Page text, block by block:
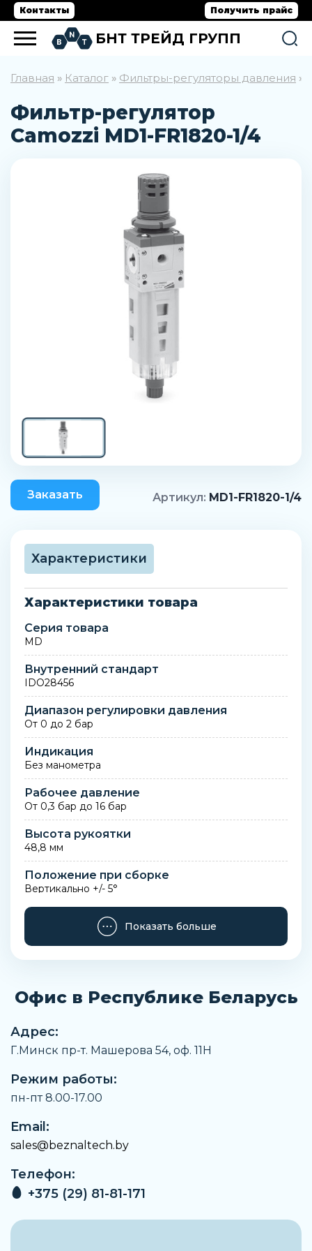
Контакты Получить прайс
БНТ ТРЕЙД ГРУПП
Главная » Каталог » Фильтры-регуляторы давления »
Фильтр-регулятор
Camozzi MD1-FR1820-1/4
Заказать Артикул: MD1-FR1820-1/4
Характеристики
Характеристики товара
Серия товара
MD
Внутренний стандарт
IDO28456
Диапазон регулировки давления
От 0 до 2 бар
Индикация
Без манометра
Рабочее давление
От 0,3 бар до 16 бар
Высота рукоятки
48,8 мм
Положение при сборке
Вертикально +/- 5°
Монтажный шаг с присоединениями
Присоединение отвода конденсата
Диаметр поворотной рукоятки
Высота фильтра
208,2 мм
Выход сжатого воздуха
G1/8
Ширина фильтра
107,7 мм
Монтажные отверстия
4 мм
Показать больше
Офис в Республике Беларусь
Адрес:
Г.Минск пр-т. Машерова 54, оф. 11H
Режим работы:
пн-пт 8.00-17.00
Email:
sales@beznaltech.by
Телефон:
+375 (29) 81-81-171